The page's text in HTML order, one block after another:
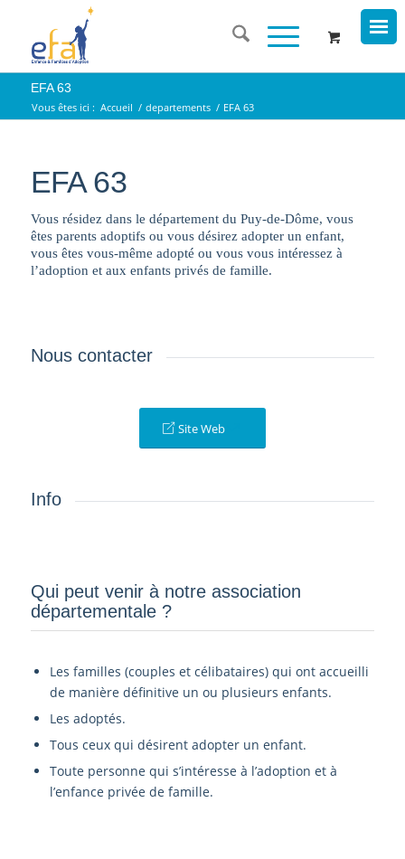
EFA 63
Vous êtes ici : Accueil / departements / EFA 63
EFA 63
Vous résidez dans le département du Puy-de-Dôme, vous
êtes parents adoptifs ou vous désirez adopter un enfant,
vous êtes vous-même adopté ou vous vous intéressez à
l’adoption et aux enfants privés de famille.
Nous contacter
Site Web
Info
Qui peut venir à notre association
départementale ?­
Les familles (couples et célibataires) qui ont accueilli
de manière définitive un ou plusieurs enfants.
Les adoptés.
Tous ceux qui désirent adopter un enfant.
Toute personne qui s’intéresse à l’adoption et à
l’enfance privée de famille.